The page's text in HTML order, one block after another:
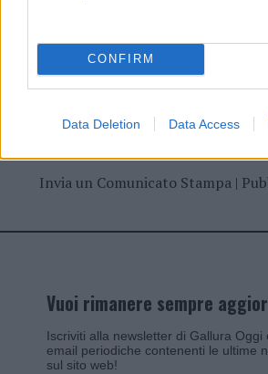
CONFIRM
Data Deletion Data Access
Invia un Comunicato Stampa|
Vuoi rimanere sempre
Iscriviti alla newsletter di Gallura Oggi
email periodiche contenenti le ultime
sul sito web!